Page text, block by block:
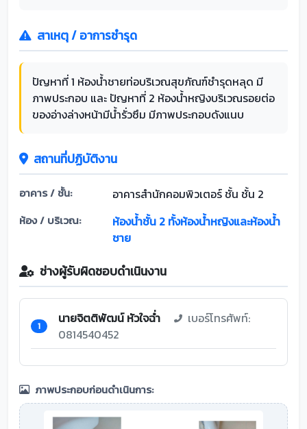
สาเหตุ / อาการชำรุด
ปัญหาที่ 1 ห้องน้ำชายท่อบริเวณสุขภัณฑ์ชำรุดหลุด มี
ภาพประกอบ และ ปัญหาที่ 2 ห้องน้ำหญิงบริเวณรอยต่อ
ของอ่างล่างหน้ามีน้ำรั่วซึม มีภาพประกอบดังแนบ
สถานที่ปฏิบัติงาน
อาคาร / ชั้น: อาคารสำนักคอมพิวเตอร์ ชั้น ชั้น 2
ห้อง / บริเวณ:
ห้องน้ำชั้น 2 ทั้งห้องน้ำหญิงและห้องน้ำ
ชาย
ช่างผู้รับผิดชอบดำเนินงาน
1 นายจิตติพัฒน์ หัวใจฉ่ำ
เบอร์โทรศัพท์:
0814540452
ภาพประกอบก่อนดำเนินการ: